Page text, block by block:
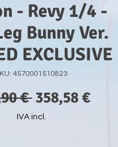
- Revy 1/4 -
Bunny Ver.
EXCLUSIVE
4570001510823
€ Preço
normal
358,58 €Preço
IVA incl.